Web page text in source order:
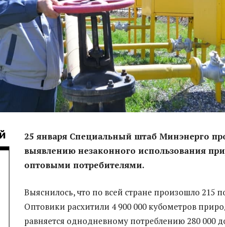
25 января Специальный штаб Минэнерго
выявлению незаконного использования
оптовыми потребителями.
Выяснилось, что по всей стране произошло 215
Оптовики расхитили 4 900 000 кубометров
равняется однодневному потреблению 280 000